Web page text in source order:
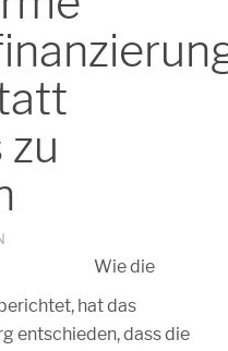
Wie die
hat das
entschieden, dass die